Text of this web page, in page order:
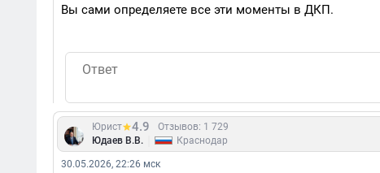
Вы сами определяете все эти моменты в ДКП.
Юрист 4.9
Отзывов: 1 729
Юдаев В.В.
Краснодар
30.05.2026, 22:26 мск